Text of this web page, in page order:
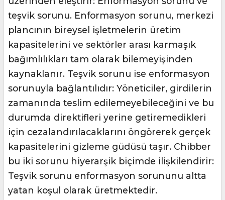
teşvik sorunu. Enformasyon sorunu, merkezi
plancının bireysel işletmelerin üretim
kapasitelerini ve sektörler arası karmaşık
bağımlılıkları tam olarak bilemeyişinden
kaynaklanır. Teşvik sorunu ise enformasyon
sorunuyla bağlantılıdır: Yöneticiler, girdilerin
zamanında teslim edilemeyebileceğini ve bu
durumda direktifleri yerine getiremedikleri
için cezalandırılacaklarını öngörerek gerçek
kapasitelerini gizleme güdüsü taşır. Chibber
bu iki sorunu hiyerarşik biçimde ilişkilendirir:
Teşvik sorunu enformasyon sorununu altta
yatan koşul olarak üretmektedir.